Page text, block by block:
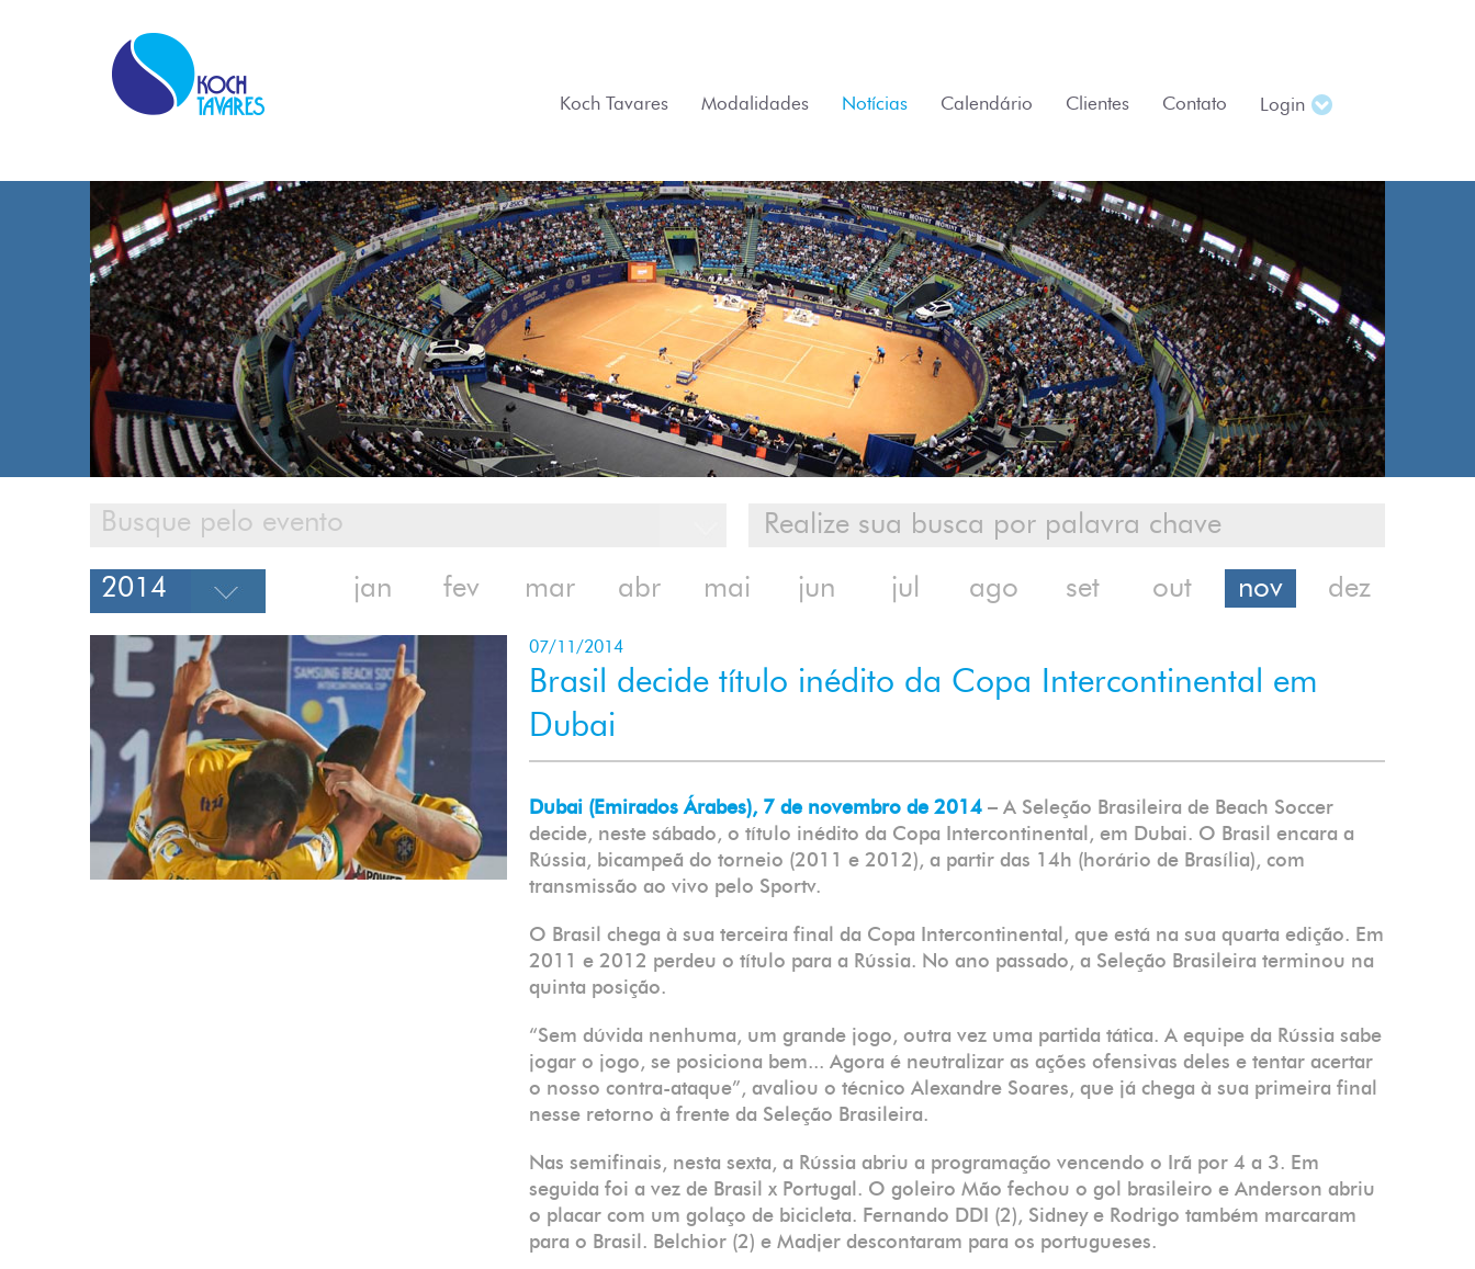
Koch Tavares Modalidades Notícias Calendário Clientes Contato Login
jan fev mar abr mai jun jul ago set out nov dez
07/11/2014
Brasil decide título inédito da Copa Intercontinental em
Dubai
Dubai (Emirados Árabes), 7 de novembro de 2014 – A Seleção Brasileira de Beach Soccer
decide, neste sábado, o título inédito da Copa Intercontinental, em Dubai. O Brasil encara a
Rússia, bicampeã do torneio (2011 e 2012), a partir das 14h (horário de Brasília), com
transmissão ao vivo pelo Sportv.
O Brasil chega à sua terceira final da Copa Intercontinental, que está na sua quarta edição. Em
2011 e 2012 perdeu o título para a Rússia. No ano passado, a Seleção Brasileira terminou na
quinta posição.
“Sem dúvida nenhuma, um grande jogo, outra vez uma partida tática. A equipe da Rússia sabe
jogar o jogo, se posiciona bem... Agora é neutralizar as ações ofensivas deles e tentar acertar
o nosso contra-ataque”, avaliou o técnico Alexandre Soares, que já chega à sua primeira final
nesse retorno à frente da Seleção Brasileira.
Nas semifinais, nesta sexta, a Rússia abriu a programação vencendo o Irã por 4 a 3. Em
seguida foi a vez de Brasil x Portugal. O goleiro Mão fechou o gol brasileiro e Anderson abriu
o placar com um golaço de bicicleta. Fernando DDI (2), Sidney e Rodrigo também marcaram
para o Brasil. Belchior (2) e Madjer descontaram para os portugueses.